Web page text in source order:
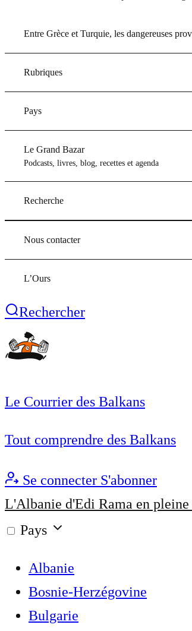
Entre Grèce et Turquie, les dangereuses
Rubriques
Pays
Le Grand Bazar
Podcasts, livres, blog, recettes et agenda
Recherche
Nous contacter
L’Ours
Rechercher
Le Courrier des Balkans
Tout comprendre des Balkans
Se connecter S'abonner
L'Albanie d'Edi Rama en
Pays
Albanie
Bosnie-Herzégovine
Bulgarie